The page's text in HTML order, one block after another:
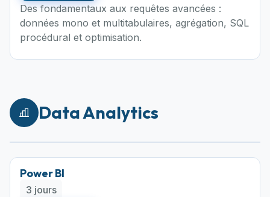
Des fondamentaux aux requêtes avancées :
données mono et multitabulaires, agrégation, SQL
procédural et optimisation.
Data Analytics
Power BI
3 jours